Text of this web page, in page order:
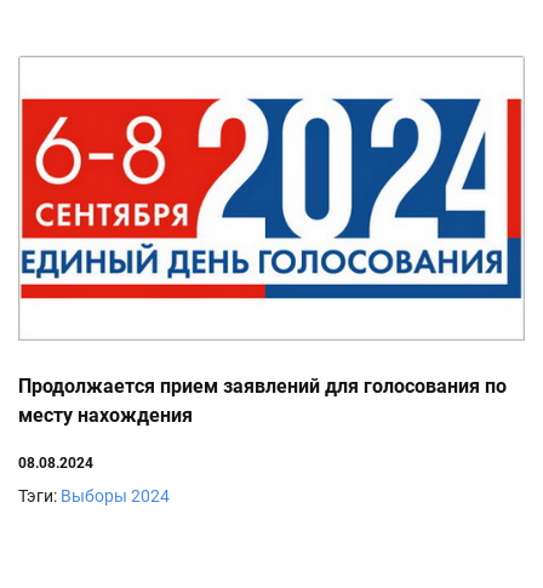
Продолжается прием заявлений для голосования по
месту нахождения
08.08.2024
Тэги: Выборы 2024